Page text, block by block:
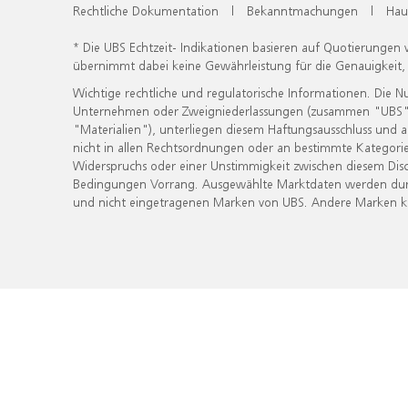
Rechtliche Dokumentation | Bekanntmachungen |
* Die UBS Echtzeit- Indikationen basieren auf
übernimmt dabei keine Gewährleistung für die
Wichtige rechtliche und regulatorische Informationen. Die
Unternehmen oder Zweigniederlassungen (zusammen
"Materialien"), unterliegen diesem Haftungsausschluss
nicht in allen Rechtsordnungen oder an bestimmte
Widerspruchs oder einer Unstimmigkeit zwischen diesem
Bedingungen Vorrang. Ausgewählte Marktdaten werden
und nicht eingetragenen Marken von UBS. Andere Marken